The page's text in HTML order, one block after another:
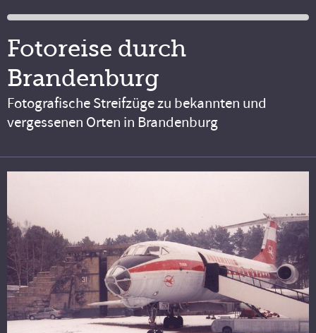
Fotoreise durch
Brandenburg
Fotografische Streifzüge zu bekannten und
vergessenen Orten in Brandenburg